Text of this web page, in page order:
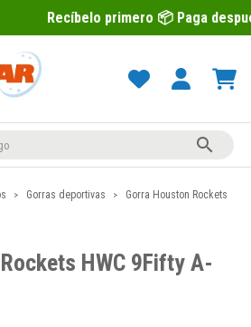
primero 📦 Paga después con

Gorras deportivas
Gorra Houston Rockets
HWC 9Fifty A-